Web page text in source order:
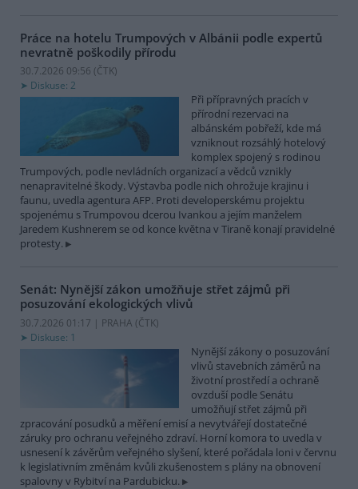
Práce na hotelu Trumpových v Albánii podle expertů
nevratně poškodily přírodu
30.7.2026 09:56 (ČTK)
Diskuse: 2
Při přípravných pracích v
přírodní rezervaci na
albánském pobřeží, kde má
vzniknout rozsáhlý hotelový
komplex spojený s rodinou
Trumpových, podle nevládních organizací a vědců vznikly
nenapravitelné škody. Výstavba podle nich ohrožuje krajinu i
faunu, uvedla agentura AFP. Proti developerskému projektu
spojenému s Trumpovou dcerou Ivankou a jejím manželem
Jaredem Kushnerem se od konce května v Tiraně konají pravidelné
protesty.
Senát: Nynější zákon umožňuje střet zájmů při
posuzování ekologických vlivů
30.7.2026 01:17 | PRAHA (ČTK)
Diskuse: 1
Nynější zákony o posuzování
vlivů stavebních záměrů na
životní prostředí a ochraně
ovzduší podle Senátu
umožňují střet zájmů při
zpracování posudků a měření emisí a nevytvářejí dostatečné
záruky pro ochranu veřejného zdraví. Horní komora to uvedla v
usnesení k závěrům veřejného slyšení, které pořádala loni v červnu
k legislativním změnám kvůli zkušenostem s plány na obnovení
spalovny v Rybitví na Pardubicku.